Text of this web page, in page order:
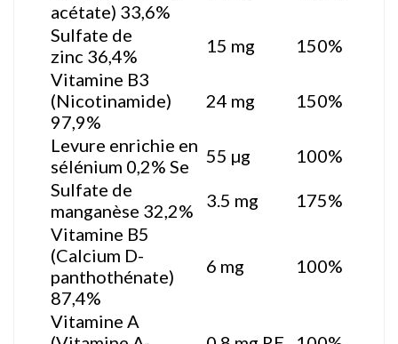
acétate) 33,6%
Sulfate de
zinc 36,4%
15 mg
150%
Vitamine B3
(Nicotinamide)
97,9%
24 mg 150%
Levure enrichie en
sélénium 0,2% Se
55 µg
100%
Sulfate de
manganèse 32,2%
3.5 mg
175%
Vitamine B5
(Calcium D-
panthothénate)
87,4%
6 mg 100%
Vitamine A